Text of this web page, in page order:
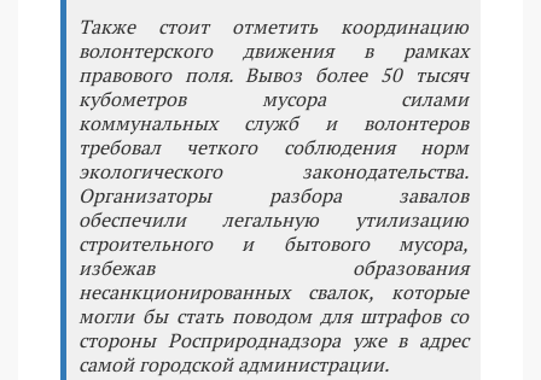
Также стоит отметить координацию
волонтерского движения в рамках
правового поля. Вывоз более 50 тысяч
кубометров мусора силами
коммунальных служб и волонтеров
требовал четкого соблюдения норм
экологического законодательства.
Организаторы разбора завалов
обеспечили легальную утилизацию
строительного и бытового мусора,
избежав образования
несанкционированных свалок, которые
могли бы стать поводом для штрафов со
стороны Росприроднадзора уже в адрес
самой городской администрации.